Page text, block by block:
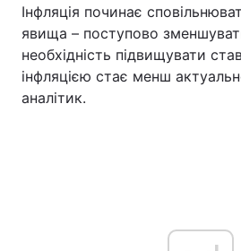
Інфляція починає
явища – поступово
необхідність підвищувати
інфляцією стає менш
аналітик.